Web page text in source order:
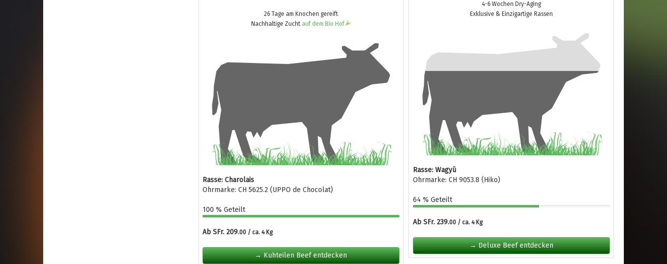
26 Tage am Knochen gereift
Nachhaltige Zucht auf dem Bio Hof
Rasse: Charolais
Ohrmarke: CH 5625.2 (UPPO de Chocolat)
100 % Geteilt
Ab SFr. 209.00 / ca. 4 Kg
→ Kuhteilen Beef entdecken
4-6 Wochen Dry-Aging
Exklusive & Einzigartige Rassen
Rasse: Wagyū
Ohrmarke: CH 9053.8 (Hiko)
64 % Geteilt
Ab SFr. 239.00 / ca. 4 Kg
→ Deluxe Beef entdecken